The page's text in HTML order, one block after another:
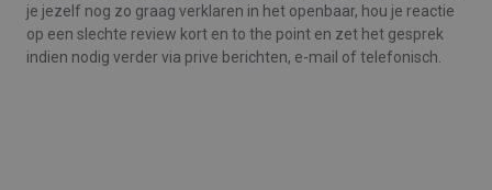
je jezelf nog zo graag verklaren in het openbaar, hou je reactie
op een slechte review kort en to the point en zet het gesprek
indien nodig verder via prive berichten, e-mail of telefonisch.